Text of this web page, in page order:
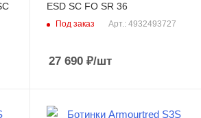
ESD SC FO SR 36
Под заказ Арт.: 4932493727
27 690₽/шт